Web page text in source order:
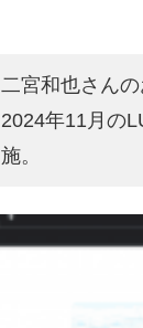
二宮和也さんの
2024年11月の
施。